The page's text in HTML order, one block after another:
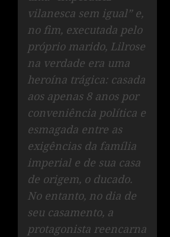
vilanesca sem igual” e,
no fim, executada pelo
próprio marido, Lilrose
na verdade era uma
heroína trágica: casada
aos apenas 8 anos por
conveniência política e
esmagada entre as
exigências da família
imperial e de sua casa
de origem, o ducado.
No entanto, no dia de
seu casamento, a
protagonista reencarna